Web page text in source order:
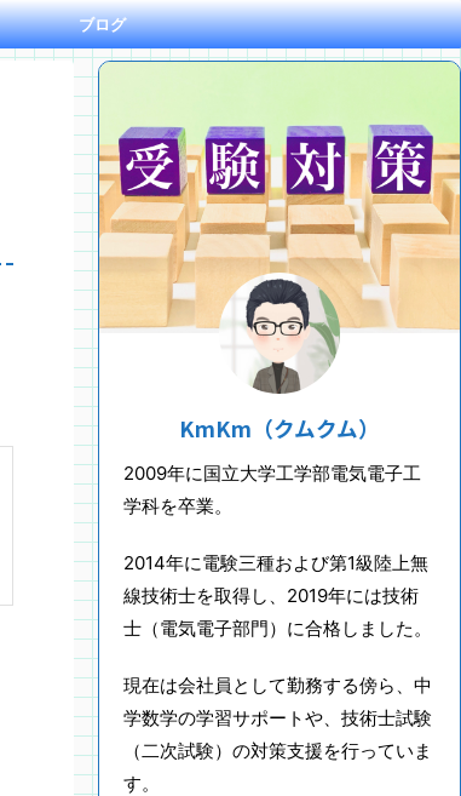
ブログ
KmKm（クムクム）
2009年に国立大学工学部電気電子工
学科を卒業。
2014年に電験三種および第1級陸上無
線技術士を取得し、2019年には技術
士（電気電子部門）に合格しました。
現在は会社員として勤務する傍ら、中
学数学の学習サポートや、技術士試験
（二次試験）の対策支援を行っていま
す。